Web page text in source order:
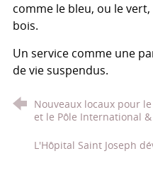
comme le bleu, ou le
bois.
Un service comme une
de vie suspendus.
Nouveaux locaux pour
et le Pôle International
L'Hôpital Saint Joseph